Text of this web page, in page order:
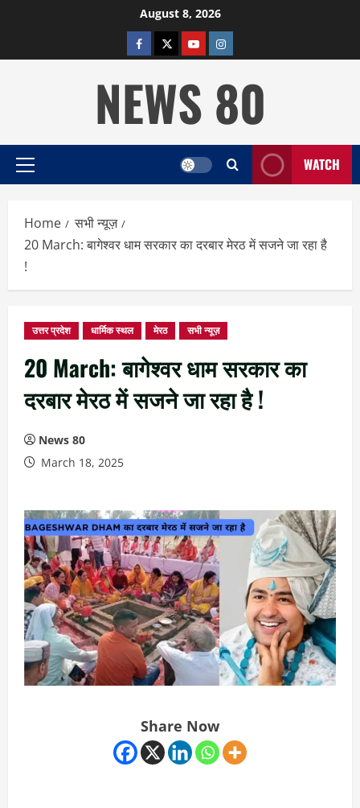
August 8, 2026
facebooktwitterYOUTUBE
instagram
NEWS 80
Primary
WATCH
Home
सभी न्यूज़
20 March: बागेश्वर धाम सरकार का दरबार मेरठ में सजने जा रहा है
!
उत्तर प्रदेश धार्मिक स्थल मेरठ सभी न्यूज़
20 March: बागेश्वर धाम सरकार का
दरबार मेरठ में सजने जा रहा है !
News 80
March 18, 2025
Share Now